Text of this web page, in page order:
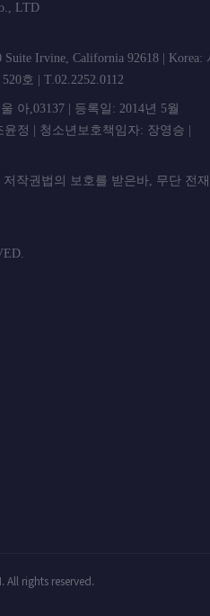
언 | PEDIEN co.,
Suite Irvine, California 92618 | Korea:
호 | T.02.2252.0112
아,03137 | 등록일: 2014년 5월
정 | 청소년보호책임자: 장영승 |
작권법의 보호를 받은바, 무단 전
을 금합니
All rights reserved.